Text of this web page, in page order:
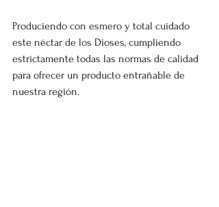
Produciendo con esmero y total cuidado
este néctar de los Dioses, cumpliendo
estrictamente todas las normas de calidad
para ofrecer un producto entrañable de
nuestra región.